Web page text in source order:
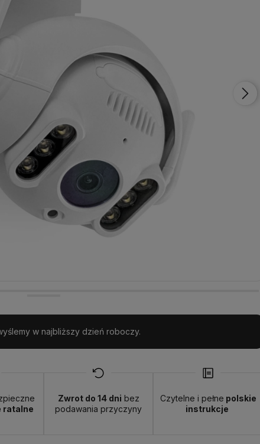
w najbliższy dzień roboczy.
ratalne
Zwrot do 14 dni bez
podawania przyczyny
Czytelne i pełne polskie
instrukcje